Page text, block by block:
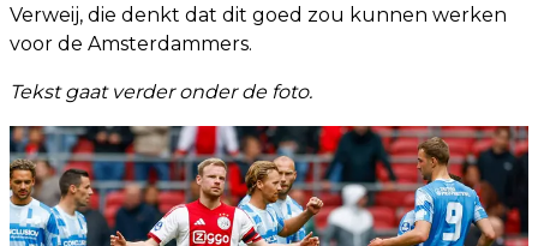
Verweij, die denkt dat dit goed zou kunnen werken
voor de Amsterdammers.
Tekst gaat verder onder de foto.